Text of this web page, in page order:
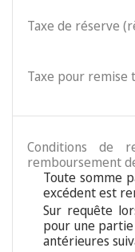
Taxe de réserve
Taxe pour remise
Conditions de
remboursement
Toute somme
excédent est
Sur requête
pour une partie
antérieures